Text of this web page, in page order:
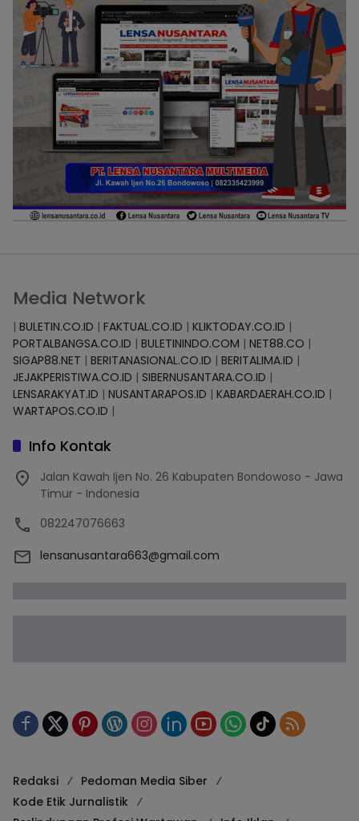
Media Network
| BULETIN.CO.ID | FAKTUAL.CO.ID | KLIKTODAY.CO.ID |
PORTALBANGSA.CO.ID | BULETININDO.COM | NET88.CO |
SIGAP88.NET | BERITANASIONAL.CO.ID | BERITALIMA.ID |
JEJAKPERISTIWA.CO.ID | SIBERNUSANTARA.CO.ID |
LENSARAKYAT.ID | NUSANTARAPOS.ID | KABARDAERAH.CO.ID |
WARTAPOS.CO.ID |
Info Kontak
Jalan Kawah Ijen No. 26 Kabupaten Bondowoso - Jawa
Timur - Indonesia
082247076663
lensanusantara663@gmail.com